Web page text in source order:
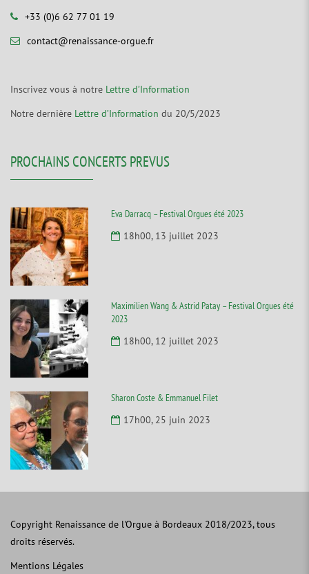
+33 (0)6 62 77 01 19
contact@renaissance-orgue.fr
Inscrivez vous à notre Lettre d’Information
Notre dernière Lettre d’Information du 20/5/2023
PROCHAINS CONCERTS PREVUS
Eva Darracq – Festival Orgues été 2023
18h00, 13 juillet 2023
Maximilien Wang & Astrid Patay – Festival Orgues été
2023
18h00, 12 juillet 2023
Sharon Coste & Emmanuel Filet
17h00, 25 juin 2023
Copyright Renaissance de l'Orgue à Bordeaux 2018/2023, tous
droits réservés.
Mentions Légales